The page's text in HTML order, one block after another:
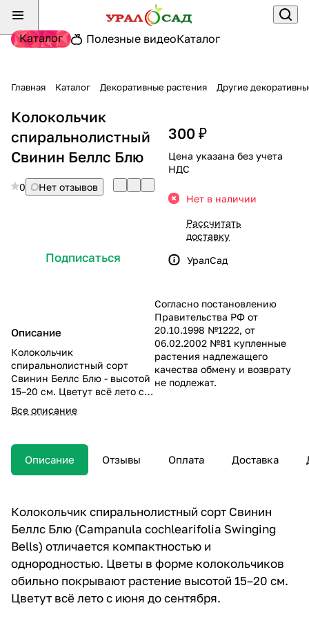
Каталог Полезные видеоКаталог
Главная Каталог Декоративные растения Другие
Колокольчик
спиральнолистный
Свинин Беллс Блю
0 Нет отзывов
Подписаться
Описание
Колокольчик
спиральнолистный сорт
Свинин Беллс Блю - высотой
15–20 см. Цветут всё лето с
июня до сентября.
Все описание
300 ₽
Цена указана без учета
НДС
Нет в наличии
Рассчитать
доставку
УралСад
Согласно постановлению
Правительства РФ от
20.10.1998 №1222, от
06.02.2002 №81 купленные
растения надлежащего
качества обмену и возврату
не подлежат.
Описание Отзывы Оплата Доставка
Колокольчик спиральнолистный сорт Свинин
Беллс Блю (Campanula cochlearifolia Swinging
Bells) отличается компактностью и
однородностью. Цветы в форме колокольчиков
обильно покрывают растение высотой 15–20 см.
Цветут всё лето с июня до сентября.